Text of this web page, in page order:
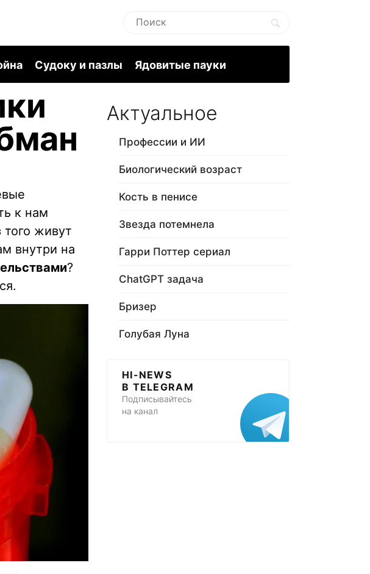
Судоку и пазлы Ядовитые пауки
к нам
того живут
внутри на
?
Актуальное
Профессии и ИИ
Биологический возраст
Кость в пенисе
Звезда потемнела
Гарри Поттер сериал
ChatGPT задача
Бризер
Голубая Луна
HI-NEWS
В TELEGRAM
Подписывайтесь
на канал